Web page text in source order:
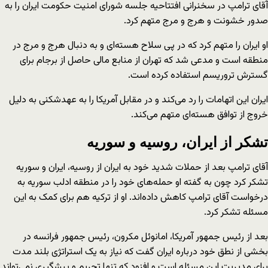
آقای ترامپ در سخنرانی افتتاحیه جلسه شورای امنیت حکومت ایران را به
صدور خشونت و هرج و مرج متهم کرد.
او ایران را متهم کرد که در پی سلاح‌ هسته‌ای و به دنبال هرج و مرج در
منطقه است و مدعی شد که تهران از منابع مالی حاصل از برجام برای
گسترش تروریسم استفاده کرده است.
ایران این اتهامات را رد می‌کند و در مقابل آمریکا را به عهدشکنی به دلیل
خروج از توافق هسته‌ای متهم می‌کند.
تشکر از ایران، روسیه و سوریه
آقای ترامپ بعد از حملات شدید خود به ایران از روسیه، ایران و سوریه
تشکر کرد چون به گفته او حمله‌های خود را در منطقه ادلب سوریه به
درخواست آقای ترامپ کاهش داده‌اند. او از ترکیه هم برای کمک به این
مسئله تشکر کرد.
بعد از رئیس جمهور آمریکا، امانوئل مکرون، رئیس جمهور فرانسه در
بخشی از نطق خود درباره ایران گفت که نیاز به یک استراتژی بلند مدت